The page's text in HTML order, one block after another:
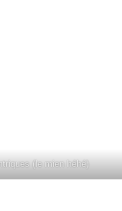
(le mien héhé)